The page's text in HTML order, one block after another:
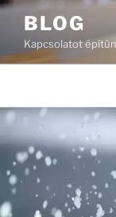
Tartalomhoz
BLOG
Kapcsolatot